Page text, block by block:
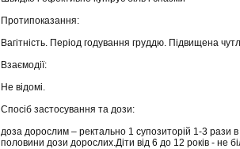
Протипоказання:
Вагітність. Період годування груддю. Підвищена
Взаємодії:
Не відомі.
Спосіб застосування та дози:
доза дорослим – ректально 1 супозиторій 1-3 рази
половини дози дорослих.Діти від 6 до 12 років - не